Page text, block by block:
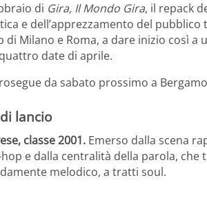
di Gira, Il Mondo Gira, il repack
e dell’apprezzamento del
di Milano e Roma, a dare inizio così
date di aprile.
da sabato prossimo a
lancio
classe 2001. Emerso dalla scena
e dalla centralità della parola,
melodico, a tratti soul.